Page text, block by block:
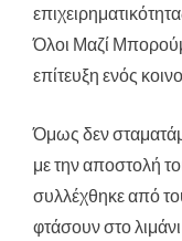
Όλοι Μαζί
επίτευξη ενός
Όμως δεν
με την αποστολή
συλλέχθηκε από
φτάσουν στο